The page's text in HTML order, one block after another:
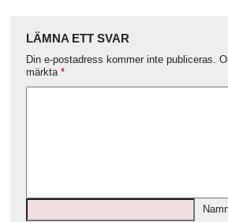
LÄMNA ETT SVAR
Din e-postadress kommer inte publiceras.
märkta *